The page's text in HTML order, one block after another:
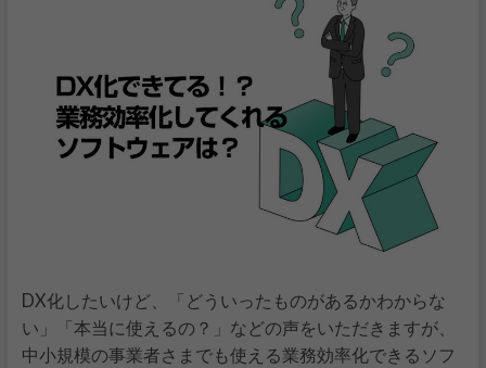
DX化したいけど、「どういったものがあるかわからな
い」「本当に使えるの？」などの声をいただきますが、
中小規模の事業者さまでも使える業務効率化できるソフ